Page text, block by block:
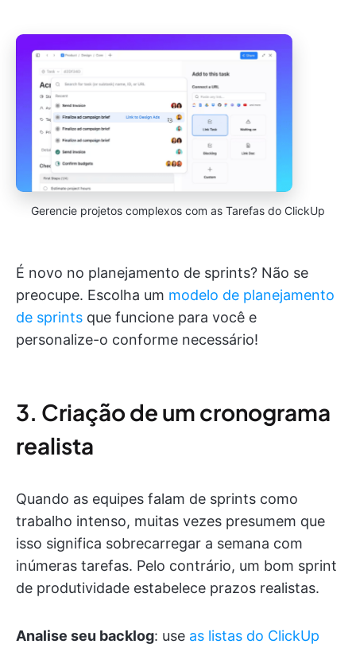
Gerencie projetos complexos com as Tarefas do ClickUp
É novo no planejamento de sprints? Não se
preocupe. Escolha um modelo de planejamento
de sprints que funcione para você e
personalize-o conforme necessário!
3. Criação de um cronograma
realista
Quando as equipes falam de sprints como
trabalho intenso, muitas vezes presumem que
isso significa sobrecarregar a semana com
inúmeras tarefas. Pelo contrário, um bom sprint
de produtividade estabelece prazos realistas.
Analise seu backlog: use as listas do ClickUp